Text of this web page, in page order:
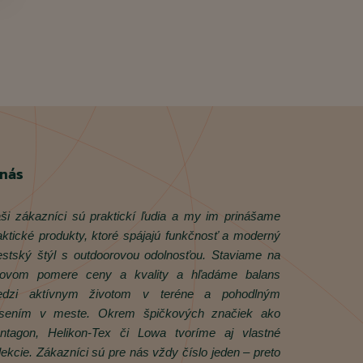
zákazníci sú praktickí ľudia a my im prinášame
produkty, ktoré spájajú funkčnosť a moderný
štýl s outdoorovou odolnosťou. Staviame na
pomere ceny a kvality a hľadáme balans
aktívnym životom v teréne a pohodlným
v meste. Okrem špičkových značiek ako
Helikon‑Tex či Lowa tvoríme aj vlastné
Zákazníci sú pre nás vždy číslo jeden – preto